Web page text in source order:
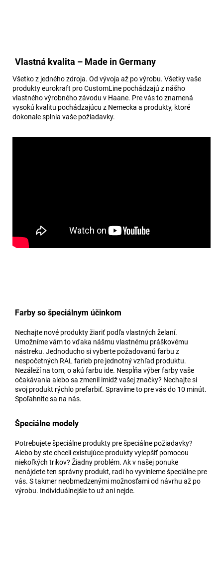
Vlastná kvalita – Made in Germany
Všetko z jedného zdroja. Od vývoja až po výrobu. Všetky vaše
produkty eurokraft pro CustomLine pochádzajú z nášho
vlastného výrobného závodu v Haane. Pre vás to znamená
vysokú kvalitu pochádzajúcu z Nemecka a produkty, ktoré
dokonale splnia vaše požiadavky.
Farby so špeciálnym účinkom
Nechajte nové produkty žiariť podľa vlastných želaní.
Umožníme vám to vďaka nášmu vlastnému práškovému
nástreku. Jednoducho si vyberte požadovanú farbu z
nespočetných RAL farieb pre jednotný vzhľad produktu.
Nezáleží na tom, o akú farbu ide. Nespĺňa výber farby vaše
očakávania alebo sa zmenil imidž vašej značky? Nechajte si
svoj produkt rýchlo prefarbiť. Spravíme to pre vás do 10 minút.
Spoľahnite sa na nás.
Špeciálne modely
Potrebujete špeciálne produkty pre špeciálne požiadavky?
Alebo by ste chceli existujúce produkty vylepšiť pomocou
niekoľkých trikov? Žiadny problém. Ak v našej ponuke
nenájdete ten správny produkt, radi ho vyvinieme špeciálne pre
vás. S takmer neobmedzenými možnosťami od návrhu až po
výrobu. Individuálnejšie to už ani nejde.